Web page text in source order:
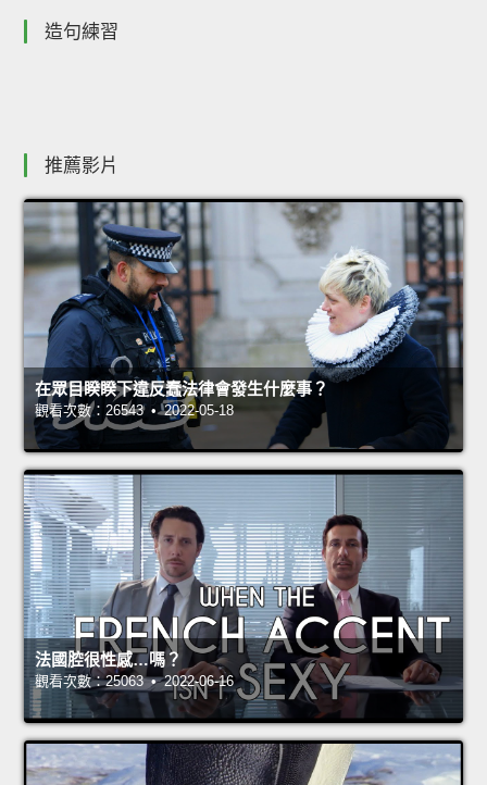
造句練習
推薦影片
在眾目睽睽下違反蠢法律會發生什麼事？
觀看次數：26543 • 2022-05-18
法國腔很性感…嗎？
觀看次數：25063 • 2022-06-16